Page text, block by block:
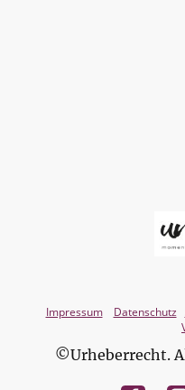
Impressum Datenschutz
©Urheberrecht.